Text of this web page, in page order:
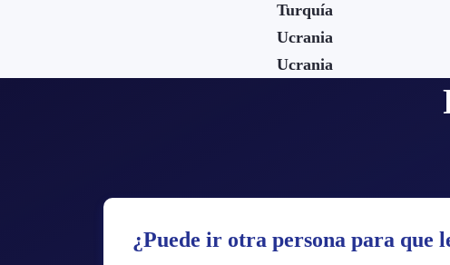
Turquía
Ucrania
Ucrania
¿Puede ir otra persona para que